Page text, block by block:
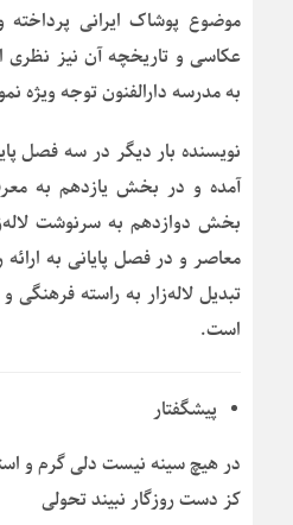
موضوع پوشاک ایرانی
عکاسی و تاریخچه آن نیز
به مدرسه دارالفنون توجه ویژه
نویسنده بار دیگر در سه فصل
آمده و در بخش یازدهم به
بخش دوازدهم به سرنوشت
معاصر و در فصل پایانی به ارائه
تبدیل لاله‌زار به راسته
است.
پیشگفتار
در هیچ سینه نیست دلی گرم و
کز دست روزگار نبیند تحولی